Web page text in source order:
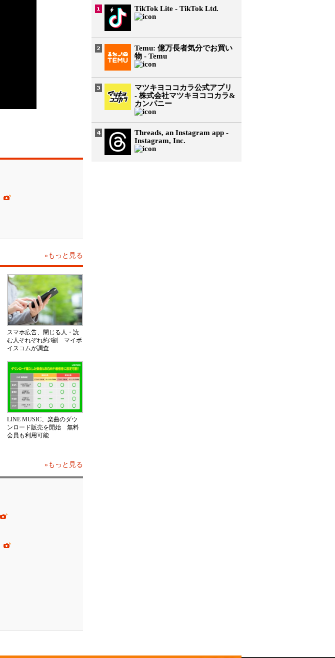
»もっと見る
スマホ広告、閉じる人・読
む人それぞれ約3割 マイボ
イスコムが調査
LINE MUSIC、楽曲のダウ
ンロード販売を開始 無料
会員も利用可能
»もっと見る
TikTok Lite - TikTok Ltd.
Temu: 億万長者気分でお買い
物 - Temu
マツキヨココカラ公式アプリ
- 株式会社マツキヨココカラ&
カンパニー
Threads, an Instagram app -
Instagram, Inc.